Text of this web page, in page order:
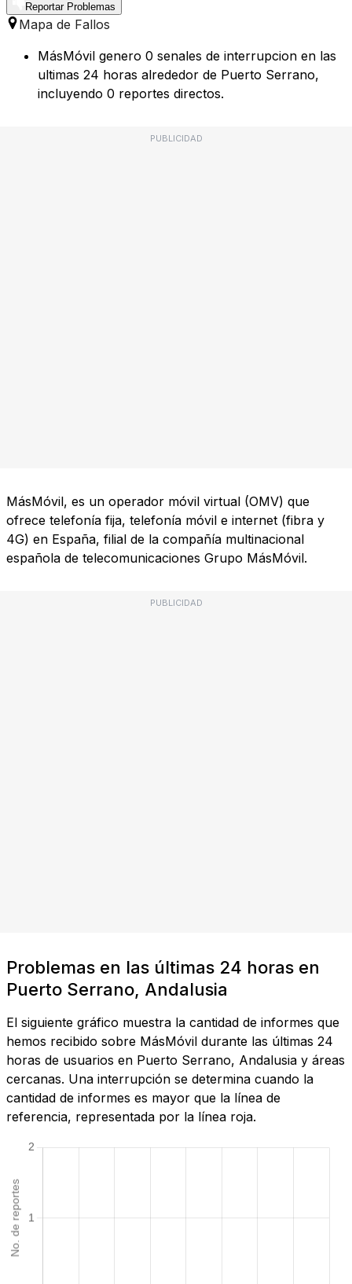
Reportar Problemas
Mapa de Fallos
MásMóvil genero 0 senales de interrupcion en las
ultimas 24 horas alrededor de Puerto Serrano,
incluyendo 0 reportes directos.
PUBLICIDAD
MásMóvil, es un operador móvil virtual (OMV) que
ofrece telefonía fija, telefonía móvil e internet (fibra y
4G) en España, filial de la compañía multinacional
española de telecomunicaciones Grupo MásMóvil.
PUBLICIDAD
Problemas en las últimas 24 horas en
Puerto Serrano, Andalusia
El siguiente gráfico muestra la cantidad de informes que
hemos recibido sobre MásMóvil durante las últimas 24
horas de usuarios en Puerto Serrano, Andalusia y áreas
cercanas. Una interrupción se determina cuando la
cantidad de informes es mayor que la línea de
referencia, representada por la línea roja.